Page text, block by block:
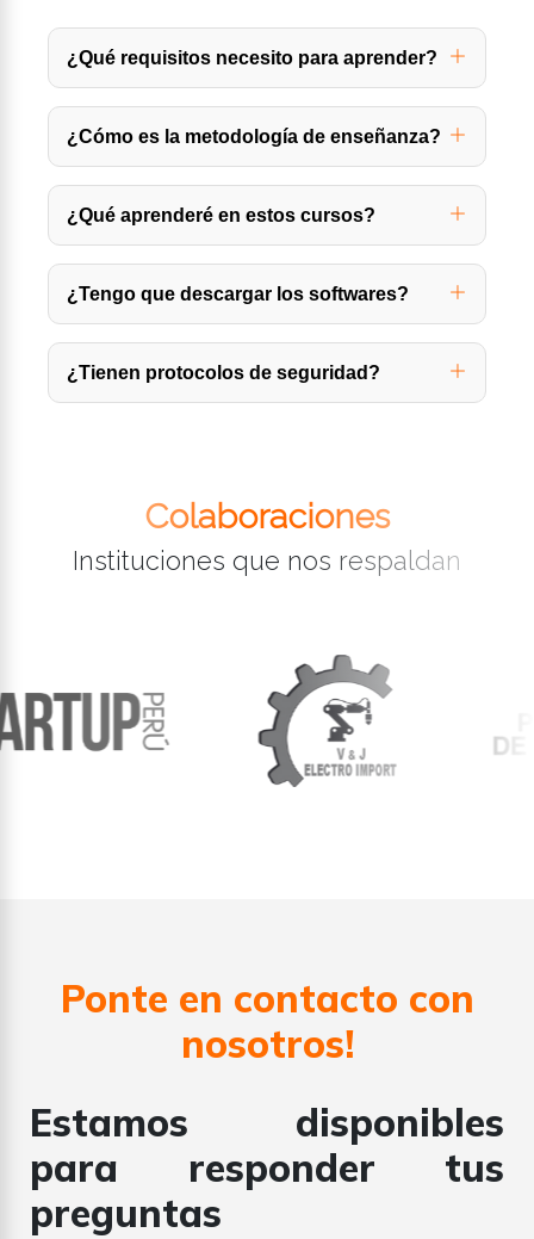
¿Qué requisitos necesito para aprender?
¿Cómo es la metodología de enseñanza?
¿Qué aprenderé en estos cursos?
¿Tengo que descargar los softwares?
¿Tienen protocolos de seguridad?
Colaboraciones
Instituciones que nos respaldan
Ponte en contacto con
nosotros!
Estamos disponibles
para responder tus
preguntas